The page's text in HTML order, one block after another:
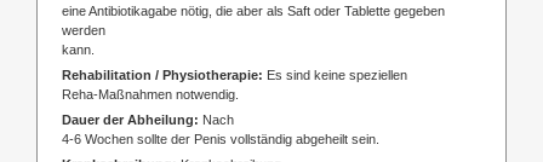
eine Antibiotikagabe nötig, die aber als Saft oder Tablette gegeben
werden
kann.
Rehabilitation / Physiotherapie: Es sind keine speziellen
Reha-Maßnahmen notwendig.
Dauer der Abheilung: Nach
4-6 Wochen sollte der Penis vollständig abgeheilt sein.